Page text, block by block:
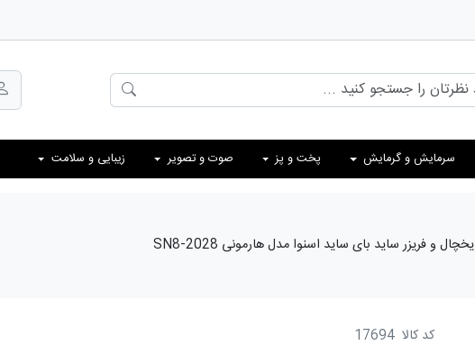
سرمایش و گرمایش پخت و پز صوت و تصویر زیبایی و سلامت
یخچال و فریزر ساید بای ساید اسنوا مدل هارمونی SN8-2028
کد کالا 17694